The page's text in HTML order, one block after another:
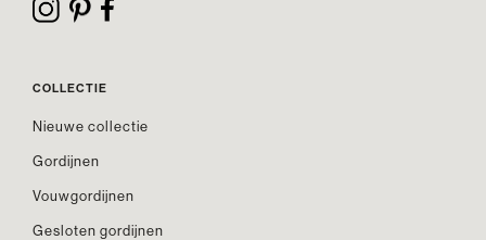
COLLECTIE
Nieuwe collectie
Gordijnen
Vouwgordijnen
Gesloten gordijnen